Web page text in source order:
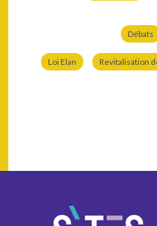
Débats
Loi Elan Revitalisation